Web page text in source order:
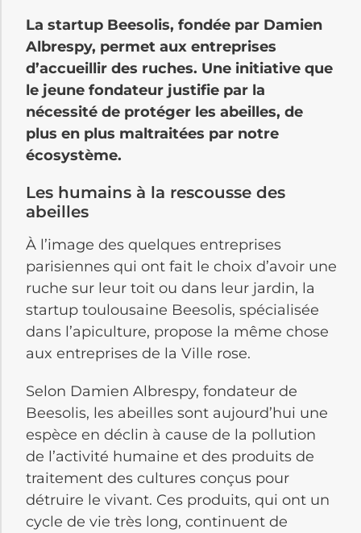
La startup Beesolis, fondée par Damien
Albrespy, permet aux entreprises
d’accueillir des ruches. Une initiative que
le jeune fondateur justifie par la
nécessité de protéger les abeilles, de
plus en plus maltraitées par notre
écosystème.
Les humains à la rescousse des
abeilles
À l’image des quelques entreprises
parisiennes qui ont fait le choix d’avoir une
ruche sur leur toit ou dans leur jardin, la
startup toulousaine Beesolis, spécialisée
dans l’apiculture, propose la même chose
aux entreprises de la Ville rose.
Selon Damien Albrespy, fondateur de
Beesolis, les abeilles sont aujourd’hui une
espèce en déclin à cause de la pollution
de l’activité humaine et des produits de
traitement des cultures conçus pour
détruire le vivant. Ces produits, qui ont un
cycle de vie très long, continuent de